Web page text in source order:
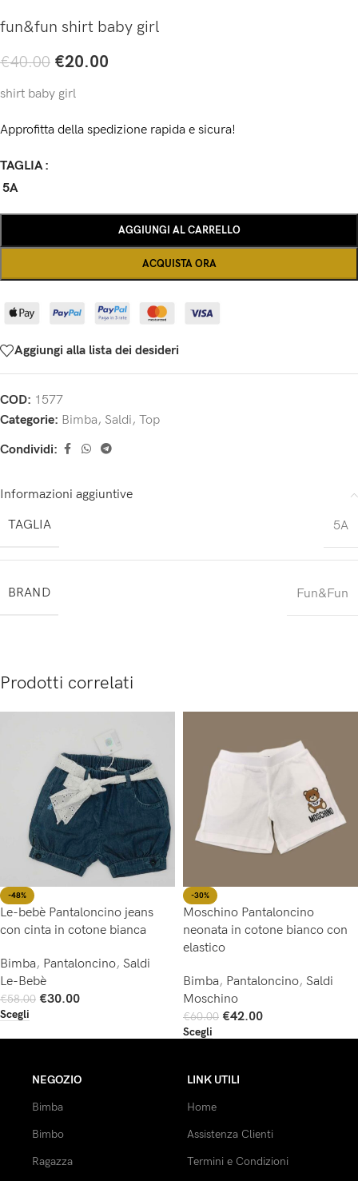
fun&fun shirt baby girl
€40.00 €20.00
shirt baby girl
Approfitta della spedizione rapida e sicura!
TAGLIA
5A
AGGIUNGI AL CARRELLO
ACQUISTA ORA
Aggiungi alla lista dei desideri
COD: 1577
Categorie: Bimba, Saldi, Top
Condividi:
Informazioni aggiuntive
TAGLIA
5A
BRAND Fun&Fun
Prodotti correlati
-48%
Le-bebè Pantaloncino jeans
con cinta in cotone bianca
Bimba, Pantaloncino, Saldi
Le-Bebè
€58.00 €30.00
Scegli
-30%
Moschino Pantaloncino
neonata in cotone bianco con
elastico
Bimba, Pantaloncino, Saldi
Moschino
€60.00 €42.00
Scegli
NEGOZIO
Bimba
Bimbo
Ragazza
LINK UTILI
Home
Assistenza Clienti
Termini e Condizioni